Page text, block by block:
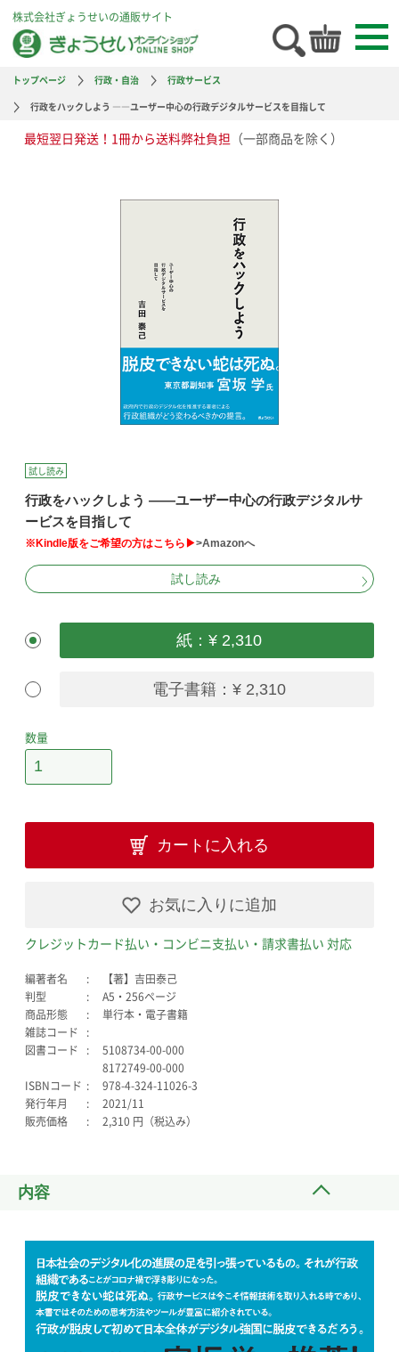
株式会社ぎょうせいの通販サイト
トップページ 行政・自治
行政サービス
行政をハックしよう ――ユーザー中心の行政デジタルサービスを目指して
最短翌日発送！1冊から送料弊社負担 （一部商品を除く）
試し読み
行政をハックしよう ――ユーザー中心の行政デジタルサ
ービスを目指して
※Kindle版をご希望の方はこちら▶>Amazonへ
試し読み
紙：¥ 2,310
電子書籍：¥ 2,310
数量
カートに入れる
お気に入りに追加
クレジットカード払い・コンビニ支払い・請求書払い 対応
編著者名
【著】吉田泰己
判型
A5・256ページ
商品形態
単行本・電子書籍
雑誌コード
図書コード
5108734-00-000
8172749-00-000
ISBNコード
978-4-324-11026-3
発行年月
2021/11
販売価格
2,310 円（税込み）
内容